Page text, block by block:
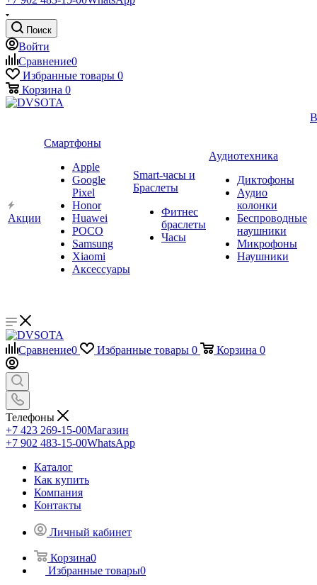
Поиск
Войти
Сравнение0
Избранные товары 0
Корзина 0
Акции
Смартфоны
Apple
Google
Pixel
Honor
Huawei
POCO
Samsung
Xiaomi
Аксессуары
Smart-часы и
Браслеты
Фитнес
браслеты
Часы
Аудиотехника
Диктофоны
Аудио
колонки
Беспроводные
наушники
Микрофоны
Наушники
Сравнение0 Избранные товары 0 Корзина 0
Телефоны
+7 423 269-15-00Магазин
+7 902 483-15-00WhatsApp
Каталог
Как купить
Компания
Контакты
Личный кабинет
Корзина0
Избранные товары0